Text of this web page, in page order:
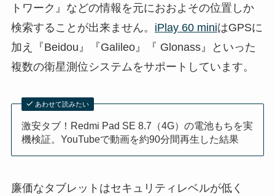
トワーク』などの情報を元におおよその位置しか
検索することが出来ません。 iPlay 60 miniはGPSに
加え『Beidou』『Galileo』『 Glonass』といった
複数の衛星測位システムをサポートしています。
あわせて読みたい
激安タブ！Redmi Pad SE 8.7（4G）の電池もちを実
機検証。YouTubeで動画を約90分間再生した結果
廉価なタブレットはセキュリティレベルが低く